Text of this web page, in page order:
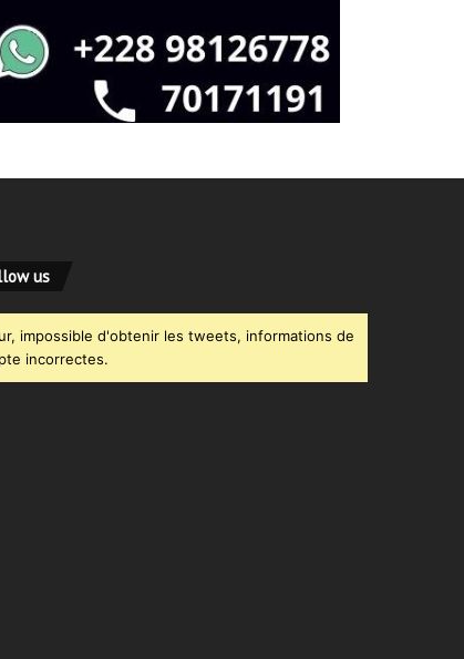
us
impossible d'obtenir les tweets, informations de
incorrectes.